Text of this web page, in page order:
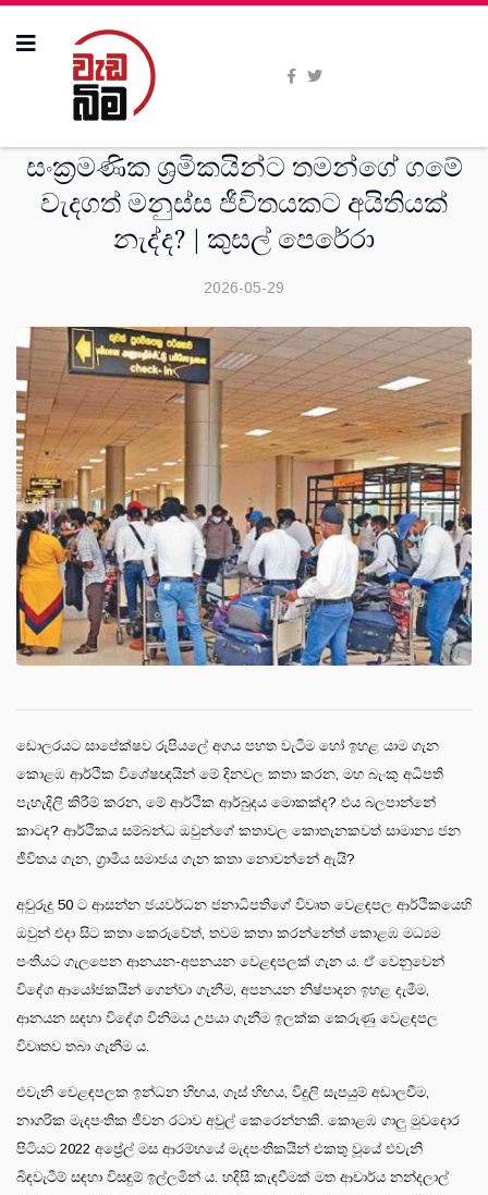
සංක්‍රමණික ශ්‍රමිකයින්ට තමන්ගේ ගමේ
වැදගත් මනුස්ස ජීවිතයකට අයිතියක්
නැද්ද? | කුසල් පෙරේරා
2026-05-29
ඩොලරයට සාපේක්ෂව රුපියලේ අගය පහත වැටීම හෝ ඉහළ යාම ගැන
කොළඹ ආර්ථික විශේෂඥයින් මේ දිනවල කතා කරන, මහ බැංකු අධිපති
පැහැදිලි කිරීම් කරන, මේ ආර්ථික ආර්බුදය මොකක්ද? එය බලපාන්නේ
කාටද? ආර්ථිකය සම්බන්ධ ඔවුන්ගේ කතාවල කොතැනකවත් සාමාන්‍ය ජන
ජීවිතය ගැන, ග්‍රාමීය සමාජය ගැන කතා නොවන්නේ ඇයි?
අවුරුදු 50 ට ආසන්න ජයවර්ධන ජනාධිපතිගේ විවෘත වෙළඳපල ආර්ථිකයෙහි
ඔවුන් එදා සිට කතා කෙරුවේත්, තවම කතා කරන්නේත් කොළඹ මධ්‍යම
පංතියට ගැලපෙන ආනයන-අපනයන වෙළඳපලක් ගැන ය. ඒ වෙනුවෙන්
විදේශ ආයෝජකයින් ගෙන්වා ගැනීම, අපනයන නිෂ්පාදන ඉහළ දැමීම,
ආනයන සඳහා විදේශ විනිමය උපයා ගැනීම ඉලක්ක කෙරුණු වෙළඳපල
විවෘතව තබා ගැනීම ය.
එවැනි වෙළඳපලක ඉන්ධන හිඟය, ගෑස් හිඟය, විදුලි සැපයුම් අඩාලවීම,
නාගරික මැදපංතික ජීවන රටාව අවුල් කෙරෙන්නකි. කොළඹ ගාලු මුවදොර
පිටියට 2022 අප්‍රේල් මස ආරම්භයේ මැදපංතිකයින් එකතු වූයේ එවැනි
බිඳවැටීම් සඳහා විසඳුම් ඉල්ලමින් ය. හදිසි කැඳවීමක් මත ආචාර්ය නන්දලාල්